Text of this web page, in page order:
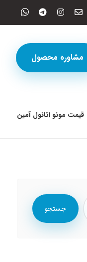
مشاوره محصول
قیمت مونو اتانول آمین
جستجو